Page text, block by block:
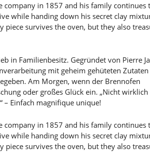
company in 1857 and his family continues
while handing down his secret clay
piece survives the oven, but they also
in Familienbesitz. Gegründet von Pierre
mit geheim gehüteten Zutaten
Am Morgen, wenn der Brennofen
oder großes Glück ein. „Nicht wirklich
– Einfach magnifique unique!
company in 1857 and his family continues
while handing down his secret clay
piece survives the oven, but they also